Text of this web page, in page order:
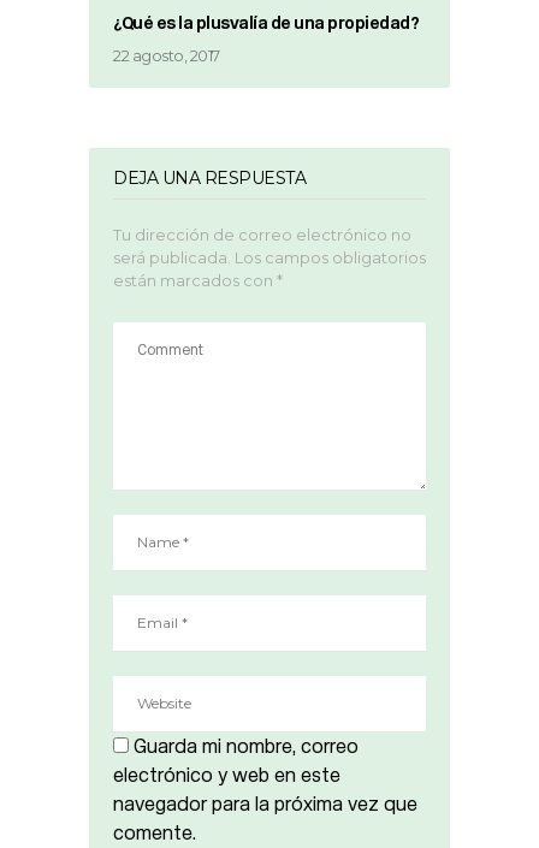
¿Qué es la plusvalía de una propiedad?
22 agosto, 2017
DEJA UNA RESPUESTA
Tu dirección de correo electrónico no
será publicada. Los campos obligatorios
están marcados con *
Guarda mi nombre, correo
electrónico y web en este
navegador para la próxima vez que
comente.